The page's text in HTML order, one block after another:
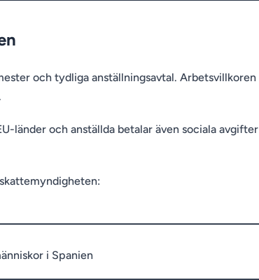
och tydliga anställningsavtal. Arbetsvillkoren
länder och anställda betalar även sociala avgifter